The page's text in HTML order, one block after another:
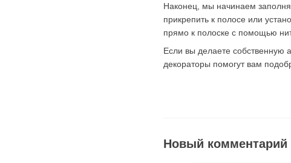
Наконец, мы начинаем
прикрепить к полосе или
прямо к полоске с помощью
Если вы делаете собственную
декораторы помогут вам
Новый комментарий